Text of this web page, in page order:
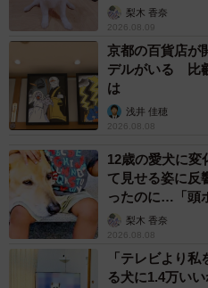
る事あるわね」
リプ欄にもこのようなコメン
馬鹿すぎて顔ない
— よまわりさん
思わぬやらかしをしてしまっ
のところ、多くの人たちが
このようなことは意外とある
梨木 香奈
2026.08.09
京都の百貨店が
デルがいる 比
は
浅井 佳穂
2026.08.08
12歳の愛犬に
て見せる姿に
ったのに…「頭
「尊…」
梨木 香奈
2026.08.08
「テレビより
る犬に1.4万い